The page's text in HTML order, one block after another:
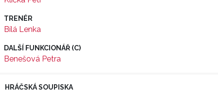
TRENÉR
Bílá Lenka
DALŠÍ FUNKCIONÁŘ (C)
Benešová Petra
HRÁČSKÁ SOUPISKA